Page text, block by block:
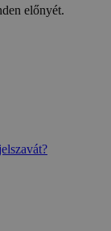
előnyét.